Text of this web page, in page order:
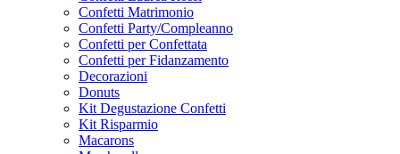
Confetti Matrimonio
Confetti Party/Compleanno
Confetti per Confettata
Confetti per Fidanzamento
Decorazioni
Donuts
Kit Degustazione Confetti
Kit Risparmio
Macarons